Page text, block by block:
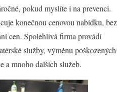
pokud myslíte i na prevenci.
konečnou cenovou nabídku, bez
cen. Spolehlivá firma provádí
služby, výměnu poškozených
a mnoho dalších služeb.